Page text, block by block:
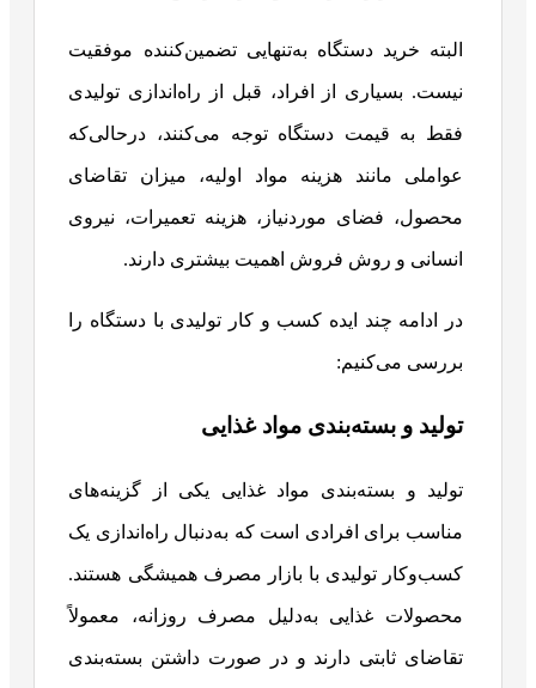
البته خرید دستگاه به‌تنهایی تضمین‌کننده موفقیت
نیست. بسیاری از افراد، قبل از راه‌اندازی تولیدی
فقط به قیمت دستگاه توجه می‌کنند، درحالی‌که
عواملی مانند هزینه مواد اولیه، میزان تقاضای
محصول، فضای موردنیاز، هزینه تعمیرات، نیروی
انسانی و روش فروش اهمیت بیشتری دارند.
در ادامه چند ایده کسب‌ و کار تولیدی با دستگاه را
بررسی می‌کنیم:
تولید و بسته‌بندی مواد غذایی
تولید و بسته‌بندی مواد غذایی یکی از گزینه‌های
مناسب برای افرادی است که به‌دنبال راه‌اندازی یک
کسب‌وکار تولیدی با بازار مصرف همیشگی هستند.
محصولات غذایی به‌دلیل مصرف روزانه، معمولاً
تقاضای ثابتی دارند و در صورت داشتن بسته‌بندی